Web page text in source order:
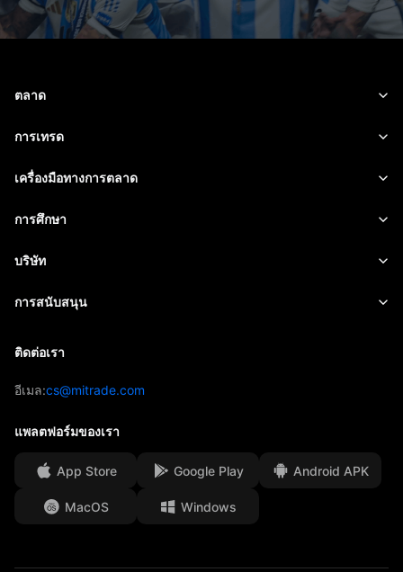
ตลาด
ฟอเร็กซ์
สินค้าโภคภัณฑ์
การเทรด
แพลตฟอร์มของเรา
ข้อกำหนดของสัญญาซื้อขาย
เครื่องมือทางการตลาด
ข้อมูลของตลาด
ปฏิทินทางเศรษฐกิจ
การศึกษา
เริ่มต้น
Academy
บริษัท
เกี่ยวกับ Mitrade
การสนับสนุน
ติดต่อเรา
อีเมล:cs@mitrade.com
แพลตฟอร์มของเรา
App Store Google Play Android APK
MacOS Windows